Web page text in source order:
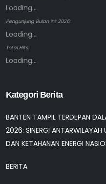
Loading...
Pengunjung Bulan ini: 2026:
Loading...
Total Hits:
Loading...
Kategori Berita
BANTEN TAMPIL TERDEPAN
2026: SINERGI ANTARWILAYAH
DAN KETAHANAN ENERGI
BERITA